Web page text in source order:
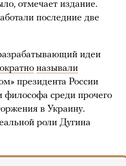
отмечает издание.
последние две
идеи
называли
президента России
философа среди прочего
в Украину.
роли Дугина